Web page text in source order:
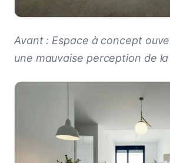
Avant : Espace à concept
une mauvaise perception de